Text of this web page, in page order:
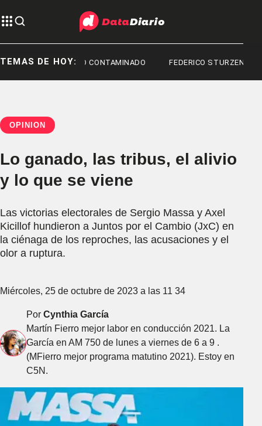
TEMAS DE HOY:
FENTANILO CONTAMINADO FEDERICO STURZENEGGER
OPINIÓN
Lo ganado, las tribus, el alivio
y lo que se viene
Las victorias electorales de Sergio Massa y Axel
Kicillof hundieron a Juntos por el Cambio (JxC) en
la ciénaga de los reproches, las acusaciones y el
olor a ruptura.
Miércoles, 25 de octubre de 2023 a las 11 34
Por Cynthia García
Martín Fierro mejor labor en conducción 2021. La
García en AM 750 de lunes a viernes de 6 a 9 .
(MFierro mejor programa matutino 2021). Estoy en
C5N.